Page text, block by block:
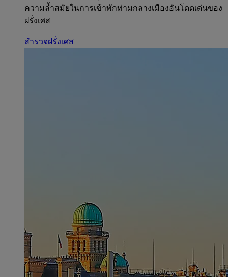
ความล้ำสมัยในการเข้าพักท่ามกลางเมืองอันโดดเด่นของ
ฝรั่งเศส
สำรวจฝรั่งเศส